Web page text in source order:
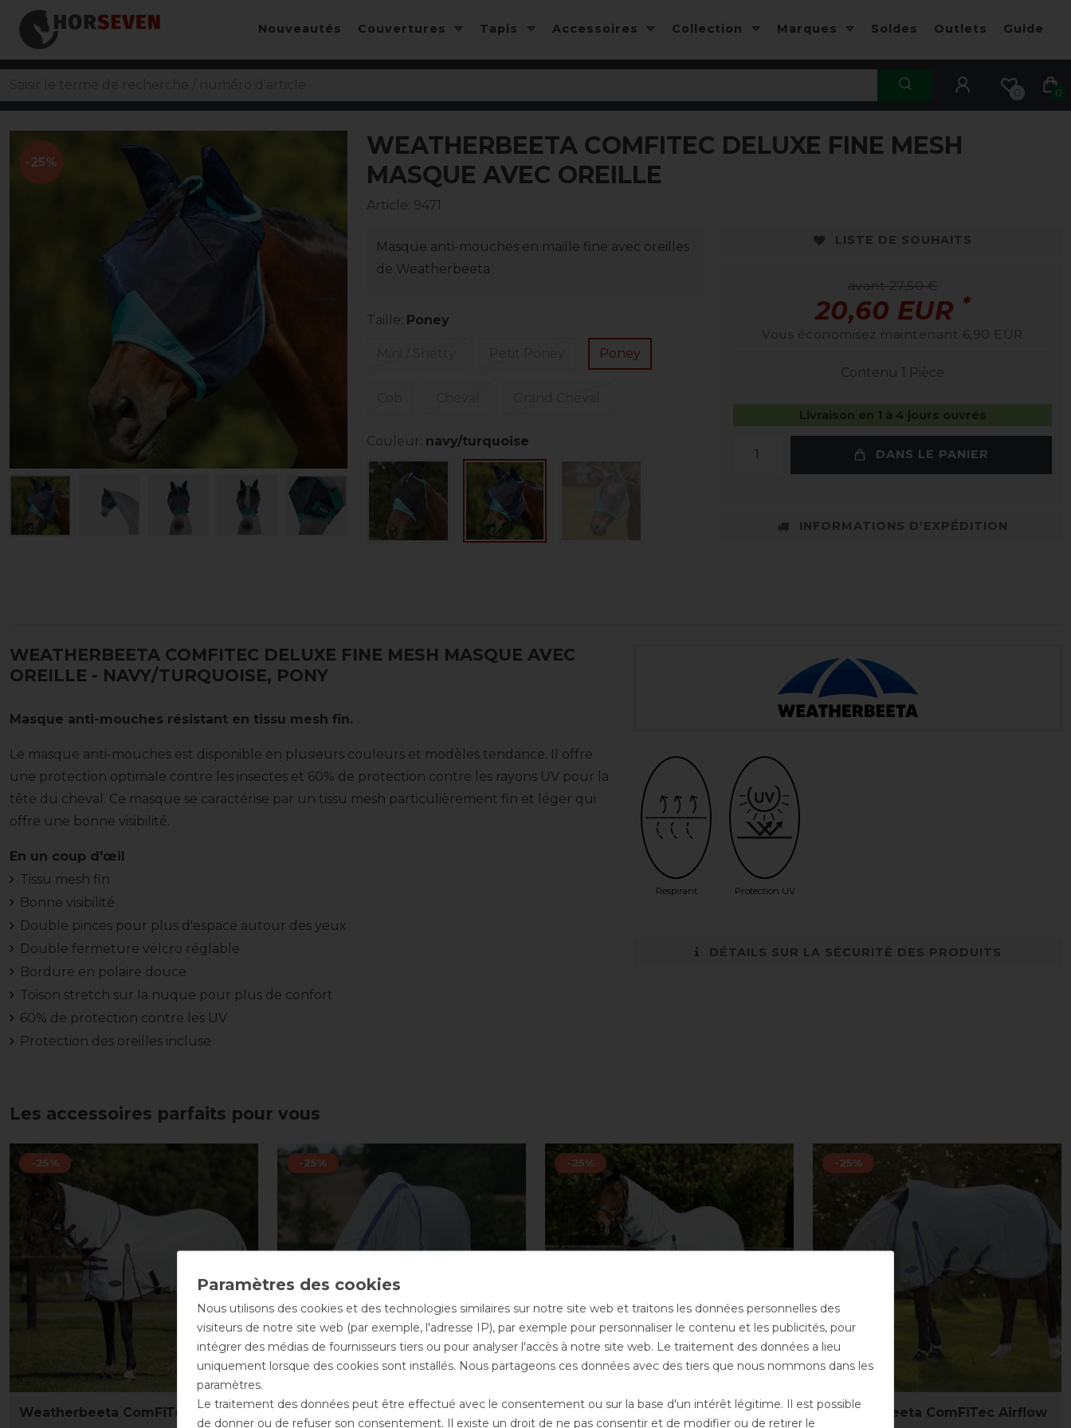
Nouveautés Couvertures Tapis Accessoires Collection Marques Soldes Outlets Guide
0 0
-25%
WEATHERBEETA COMFITEC DELUXE FINE MESH
MASQUE AVEC OREILLE
Article: 9471
Masque anti-mouches en maille fine avec oreilles
de Weatherbeeta
Taille: Poney
Poney
Couleur: navy/turquoise
LISTE DE SOUHAITS
avant 27,50 €
20,60 EUR *
Vous économisez maintenant 6,90 EUR
Contenu 1 Pièce
Livraison en 1 à 4 jours ouvrés
DANS LE PANIER
INFORMATIONS D'EXPÉDITION
WEATHERBEETA COMFITEC DELUXE FINE MESH MASQUE AVEC
OREILLE - NAVY/TURQUOISE, PONY
Masque anti-mouches résistant en tissu mesh fin.
Le masque anti-mouches est disponible en plusieurs couleurs et modèles tendance. Il offre
une protection optimale contre les insectes et 60% de protection contre les rayons UV pour la
tête du cheval. Ce masque se caractérise par un tissu mesh particulièrement fin et léger qui
offre une bonne visibilité.
En un coup d'œil
Tissu mesh fin
Bonne visibilité
Double pinces pour plus d'espace autour des yeux
Double fermeture velcro réglable
Bordure en polaire douce
Toison stretch sur la nuque pour plus de confort
60% de protection contre les UV
Protection des oreilles incluse
Respirant Protection UV
DÉTAILS SUR LA SÉCURITÉ DES PRODUITS
Les accessoires parfaits pour vous
-25%
Weatherbeeta ComFiTec
-25%
Weatherbeeta ComFiTec Airflow
-25%
Weatherbeeta ComFiTec
-25%
Weatherbeeta ComFiTec Airflow
Nous utilisons des cookies et des technologies similaires sur notre site web et traitons les données personnelles des
visiteurs de notre site web (par exemple, l'adresse IP), par exemple pour personnaliser le contenu et les publicités, pour
intégrer des médias de fournisseurs tiers ou pour analyser l'accès à notre site web. Le traitement des données a lieu
uniquement lorsque des cookies sont installés. Nous partageons ces données avec des tiers que nous nommons dans les
paramètres.
Le traitement des données peut être effectué avec le consentement ou sur la base d'un intérêt légitime. Il est possible
de donner ou de refuser son consentement. Il existe un droit de ne pas consentir et de modifier ou de retirer le